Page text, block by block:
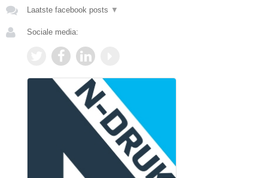
Laatste facebook posts ▼
Sociale media: